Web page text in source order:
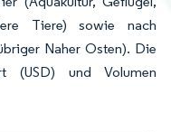
Tiere) sowie nach
Naher Osten). Die
(USD) und Volumen